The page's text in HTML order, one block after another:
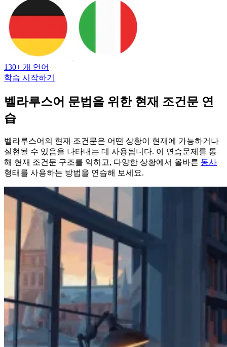
130+ 개 언어
학습 시작하기
벨라루스어 문법을 위한 현재 조건문 연
습
벨라루스어의 현재 조건문은 어떤 상황이 현재에 가능하거나
실현될 수 있음을 나타내는 데 사용됩니다. 이 연습문제를 통
해 현재 조건문 구조를 익히고, 다양한 상황에서 올바른 동사
형태를 사용하는 방법을 연습해 보세요.